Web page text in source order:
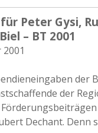
Peter Gysi,
– BT 2001
der
der
Dechant. Denn